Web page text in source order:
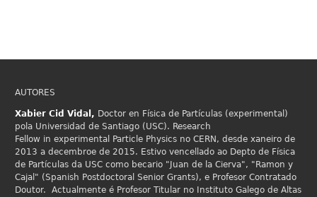
AUTORES
Xabier Cid Vidal, Doctor en Física de Partículas (experimental)
pola Universidad de Santiago (USC). Research
Fellow in experimental Particle Physics no CERN, desde xaneiro de
2013 a decembroe de 2015. Estivo vencellado ao Depto de Física
de Partículas da USC como becario "Juan de la Cierva", "Ramon y
Cajal" (Spanish Postdoctoral Senior Grants), e Profesor Contratado
Doutor. Actualmente é Profesor Titular no Instituto Galego de Altas